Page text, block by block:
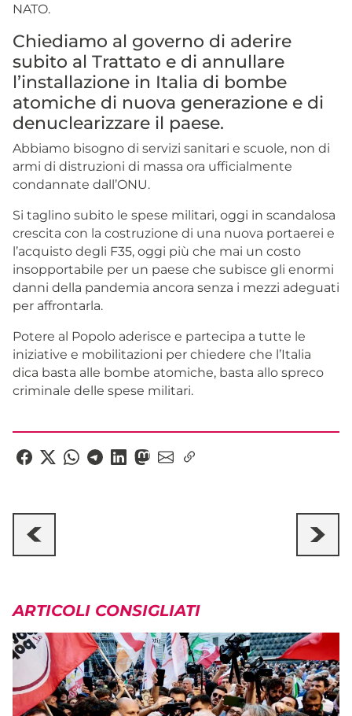
NATO.
Chiediamo al governo di aderire
subito al Trattato e di annullare
l’installazione in Italia di bombe
atomiche di nuova generazione e di
denuclearizzare il paese.
Abbiamo bisogno di servizi sanitari e scuole, non di
armi di distruzioni di massa ora ufficialmente
condannate dall’ONU.
Si taglino subito le spese militari, oggi in scandalosa
crescita con la costruzione di una nuova portaerei e
l’acquisto degli F35, oggi più che mai un costo
insopportabile per un paese che subisce gli enormi
danni della pandemia ancora senza i mezzi adeguati
per affrontarla.
Potere al Popolo aderisce e partecipa a tutte le
iniziative e mobilitazioni per chiedere che l’Italia
dica basta alle bombe atomiche, basta allo spreco
criminale delle spese militari.
ARTICOLI CONSIGLIATI